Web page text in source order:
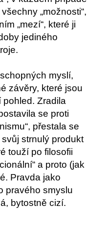
„možnosti“,
„mezí“, které ji
jediného
myslí,
závěry, které jsou
pohled. Zradila
se proti
přestala se
strnulý produkt
touží po filosofii
a proto (jak
Pravda jako
pravého smyslu
bytostně cizí.